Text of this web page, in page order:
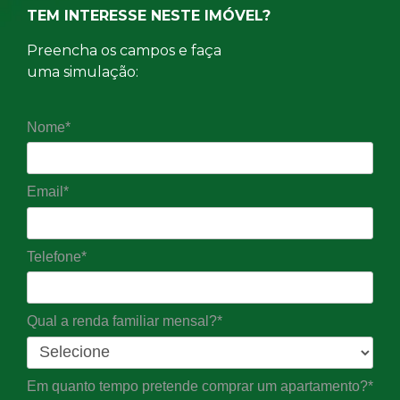
TEM INTERESSE NESTE IMÓVEL?
Preencha os campos e faça
uma simulação:
Nome*
Email*
Telefone*
Qual a renda familiar mensal?*
Em quanto tempo pretende comprar um apartamento?*